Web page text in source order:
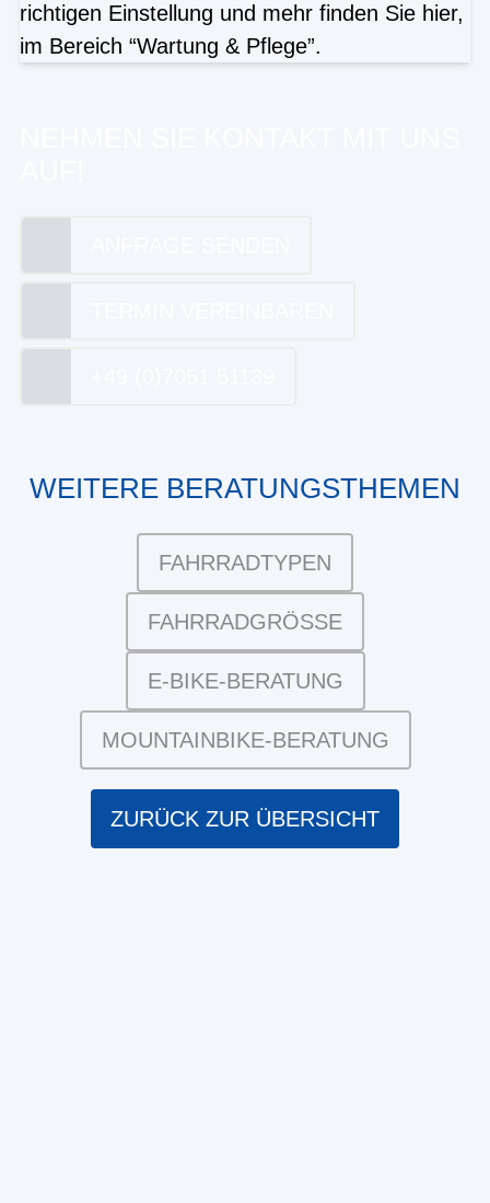
richtigen Einstellung und mehr finden Sie hier,
im Bereich “Wartung & Pflege”.
WEITERE BERATUNGSTHEMEN
FAHRRADTYPEN
FAHRRADGRÖSSE
E-BIKE-BERATUNG
MOUNTAINBIKE-BERATUNG
ZURÜCK ZUR ÜBERSICHT